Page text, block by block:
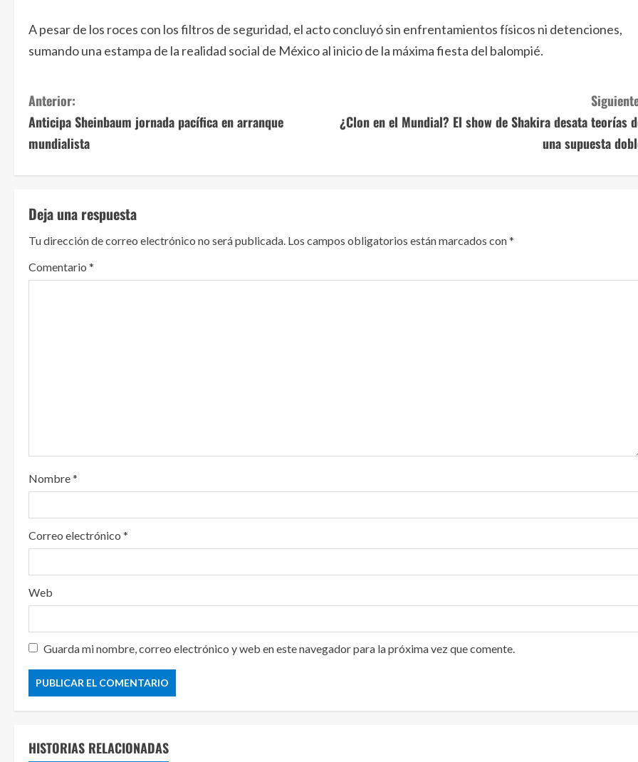
A pesar de los roces con los filtros de seguridad, el acto concluyó sin enfrentamientos físicos ni detenciones,
sumando una estampa de la realidad social de México al inicio de la máxima fiesta del balompié.
S
i
e
l
e
Anterior:
Anticipa Sheinbaum jornada pacífica en arranque
mundialista
¿Clon en el Mundial? El show de Shakira desata teorías
una supuesta
Deja una respuesta
Tu dirección de correo electrónico no será publicada. Los campos obligatorios están marcados con*
Comentario *
Nombre*
Correo electrónico *
Web
Guarda mi nombre, correo electrónico y web en este navegador para la próxima vez que comente.
HISTORIAS RELACIONADAS